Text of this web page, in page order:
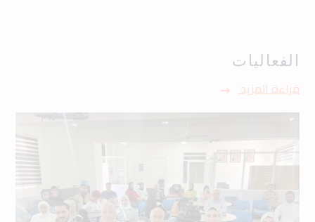
الفعاليات
قراءة المزيد